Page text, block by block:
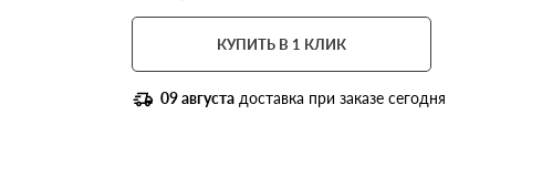
КУПИТЬ В 1 КЛИК
09 августа доставка при заказе сегодня